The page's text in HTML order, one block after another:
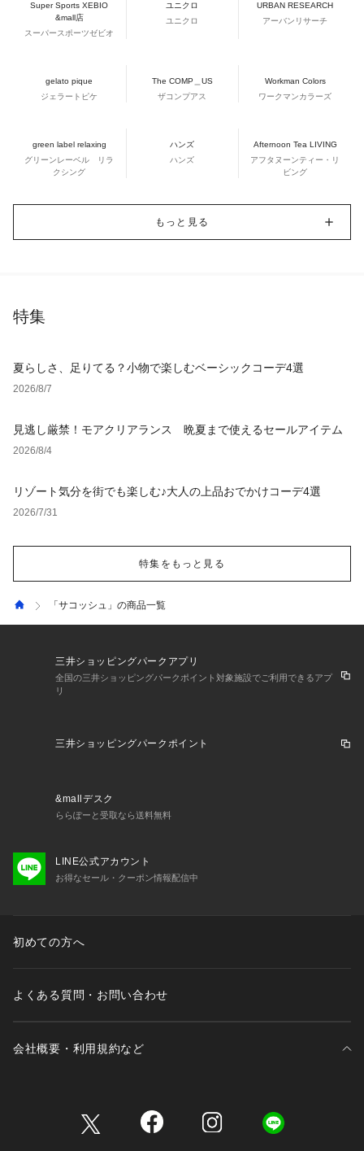
Super Sports XEBIO
&mall店
スーパースポーツゼビオ
ユニクロ
ユニクロ
URBAN RESEARCH
アーバンリサーチ
gelato pique
ジェラートピケ
The COMP＿US
ザコンプアス
Workman Colors
ワークマンカラーズ
green label relaxing
グリーンレーベル リラ
クシング
ハンズ
ハンズ
Afternoon Tea LIVING
アフタヌーンティー・リ
ビング
もっと見る
特集
夏らしさ、足りてる？小物で楽しむベーシックコーデ4選
2026/8/7
見逃し厳禁！モアクリアランス 晩夏まで使えるセールアイテム
2026/8/4
リゾート気分を街でも楽しむ♪大人の上品おでかけコーデ4選
2026/7/31
特集をもっと見る
「サコッシュ」の商品一覧
三井ショッピングパークアプリ
全国の三井ショッピングパークポイント対象施設でご利用できるアプ
リ
三井ショッピングパークポイント
&mallデスク
ららぽーと受取なら送料無料
LINE公式アカウント
お得なセール・クーポン情報配信中
初めての方へ
よくある質問・お問い合わせ
会社概要・利用規約など